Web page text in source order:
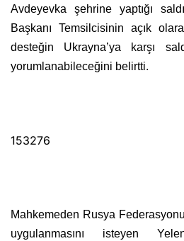
Avdeyevka şehrine yaptığı
Başkanı Temsilcisinin açık
desteğin Ukrayna’ya karşı
yorumlanabileceğini belirtti.
153276
Mahkemeden Rusya
uygulanmasını isteyen